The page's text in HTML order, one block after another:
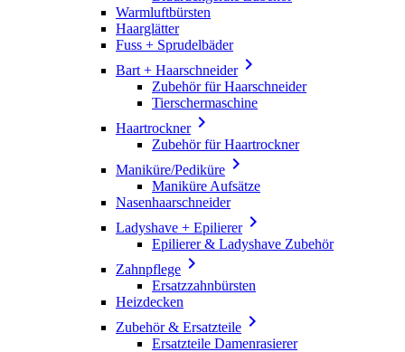
Warmluftbürsten
Haarglätter
Fuss + Sprudelbäder
Bart + Haarschneider
Zubehör für Haarschneider
Tierschermaschine
Haartrockner
Zubehör für Haartrockner
Maniküre/Pediküre 
Maniküre Aufsätze
Nasenhaarschneider
Ladyshave + Epilierer
Epilierer & Ladyshave Zubehör
Zahnpflege 
Ersatzzahnbürsten
Heizdecken
Zubehör & Ersatzteile 
Ersatzteile Damenrasierer